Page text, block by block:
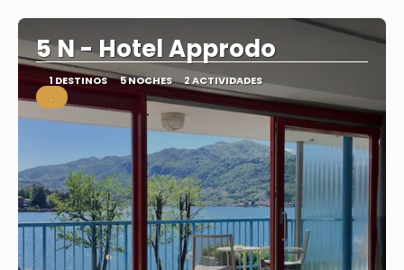
5 N - Hotel Approdo
1 DESTINOS 5 NOCHES 2 ACTIVIDADES
.